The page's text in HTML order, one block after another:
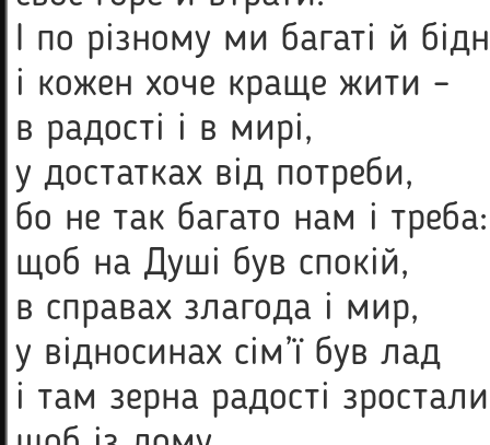
І по різному ми багаті й
і кожен хоче краще жити –
в радості і в мирі,
у достатках від потреби,
бо не так багато нам і треба:
щоб на Душі був спокій,
в справах злагода і мир,
у відносинах сім’ї був лад
і там зерна радості